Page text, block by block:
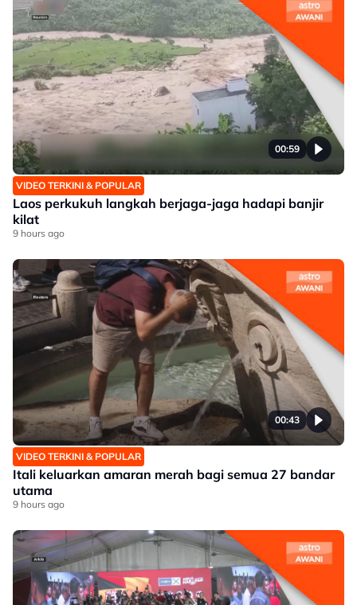
00:59
VIDEO TERKINI & POPULAR
Laos perkukuh langkah berjaga-jaga hadapi banjir
kilat
9 hours ago
00:43
VIDEO TERKINI & POPULAR
Itali keluarkan amaran merah bagi semua 27 bandar
utama
9 hours ago